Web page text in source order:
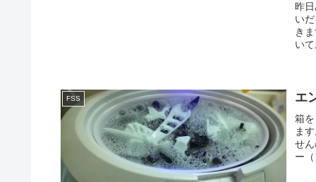
昨
い
き
い
FSS エ
箱
ま
せ
ー